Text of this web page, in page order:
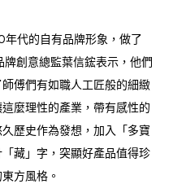
年代的自有品牌形象，做了
創意總監葉信鋐表示，他們
傅們有如職人工匠般的細緻
麼理性的產業，帶有感性的
歷史作為發想，加入「多寶
藏」字，突顯好產品值得珍
方風格。